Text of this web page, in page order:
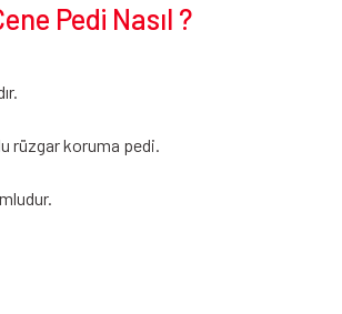
Pedi Nasıl ?
rüzgar koruma pedi.